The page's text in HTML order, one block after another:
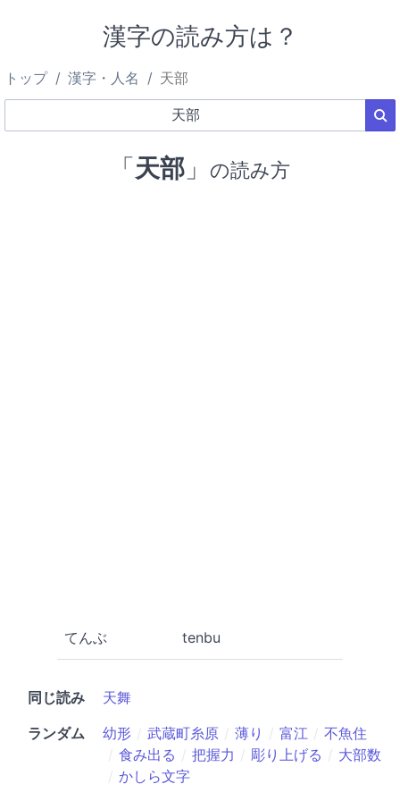
漢字の読み方は？
トップ 漢字・人名 天部
「天部 」 の読み方
てんぶ tenbu
同じ読み
天舞
ランダム
幼形 武蔵町糸原 薄り 富江
不魚住
食み出る
把握力 彫り上げる
大部数
かしら文字